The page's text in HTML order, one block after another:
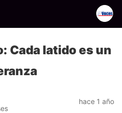
Cada latido es un
hace 1 año